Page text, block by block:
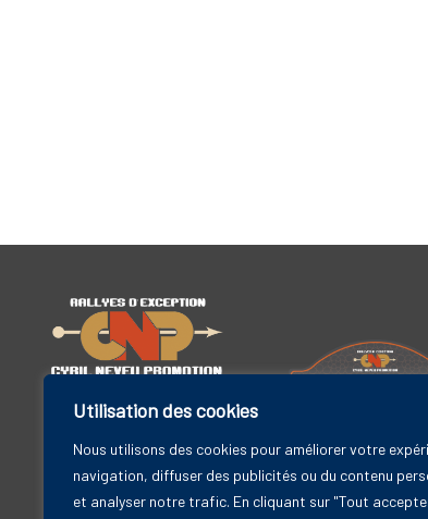
Utilisation des cookies
Nous utilisons des cookies pour améliorer votre
navigation, diffuser des publicités ou du contenu
et analyser notre trafic. En cliquant sur "Tout
Cyril Neveu Promotion
92800 Puteaux – FRANCE
Rallye Maroc
6-11 avril 2025